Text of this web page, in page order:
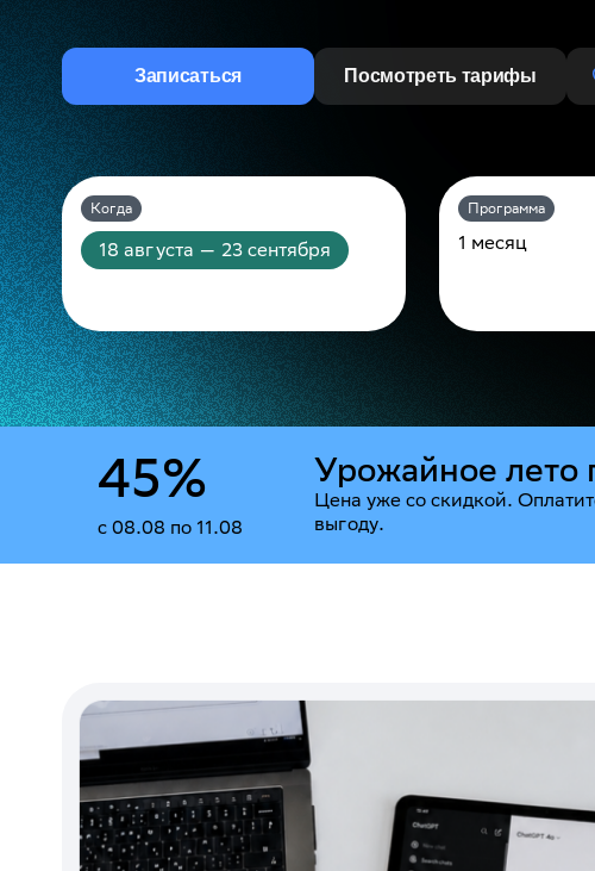
Записаться Посмотреть тарифы
Когда
18 августа — 23 сентября
Программа
1 месяц
45%
с 08.08 по 11.08
Урожайное лето
Цена уже со скидкой.
выгоду.